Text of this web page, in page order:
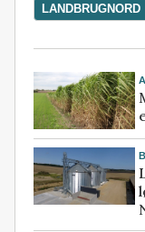
LANDBRUGNORD